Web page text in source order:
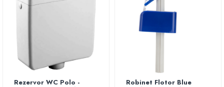
Rezervor WC Polo - Robinet Flotor Blue